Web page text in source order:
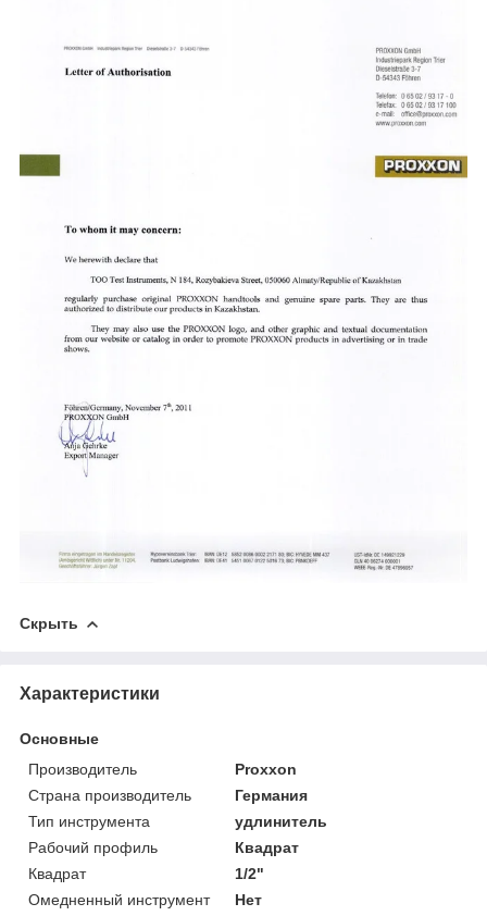
Скрыть
Характеристики
Основные
Производитель
Proxxon
Страна производитель
Германия
Тип инструмента
удлинитель
Рабочий профиль
Квадрат
Квадрат
1/2"
Омедненный инструмент
Нет